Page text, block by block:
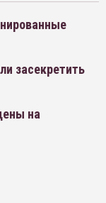
засекретить
на